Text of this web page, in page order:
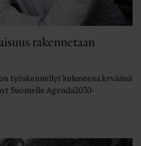
rakennetaan
työskennellyt kuluneena keväänä
Suomelle Agenda2030-